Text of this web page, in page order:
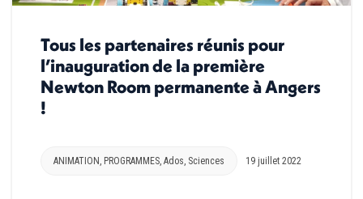
Tous les partenaires réunis pour
l’inauguration de la première
Newton Room permanente à Angers
!
ANIMATION , PROGRAMMES, Ados, Sciences 19 juillet 2022